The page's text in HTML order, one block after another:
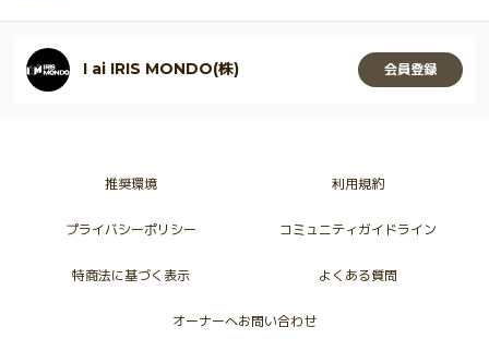
I ai IRIS MONDO(株) 会員登録
推奨環境 利用規約
プライバシーポリシー コミュニティガイドライン
特商法に基づく表示 よくある質問
オーナーへお問い合わせ